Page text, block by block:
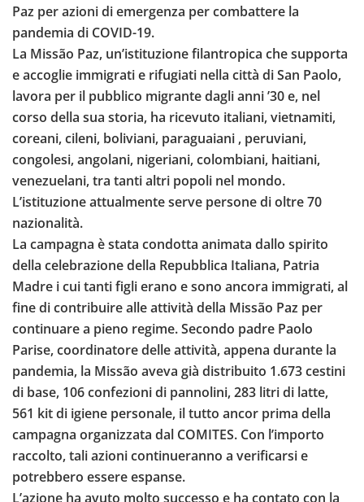
Paz per azioni di emergenza per combattere la
pandemia di COVID-19.
La Missão Paz, un’istituzione filantropica che supporta
e accoglie immigrati e rifugiati nella città di San Paolo,
lavora per il pubblico migrante dagli anni ’30 e, nel
corso della sua storia, ha ricevuto italiani, vietnamiti,
coreani, cileni, boliviani, paraguaiani , peruviani,
congolesi, angolani, nigeriani, colombiani, haitiani,
venezuelani, tra tanti altri popoli nel mondo.
L’istituzione attualmente serve persone di oltre 70
nazionalità.
La campagna è stata condotta animata dallo spirito
della celebrazione della Repubblica Italiana, Patria
Madre i cui tanti figli erano e sono ancora immigrati, al
fine di contribuire alle attività della Missão Paz per
continuare a pieno regime. Secondo padre Paolo
Parise, coordinatore delle attività, appena durante la
pandemia, la Missão aveva già distribuito 1.673 cestini
di base, 106 confezioni di pannolini, 283 litri di latte,
561 kit di igiene personale, il tutto ancor prima della
campagna organizzata dal COMITES. Con l’importo
raccolto, tali azioni continueranno a verificarsi e
potrebbero essere espanse.
L’azione ha avuto molto successo e ha contato con la